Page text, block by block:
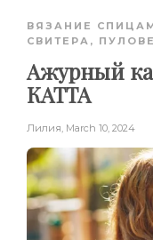
ВЯЗАНИЕ
СВИТЕРА,
Ажурный
КАТТА
Лилия, March 10, 2024